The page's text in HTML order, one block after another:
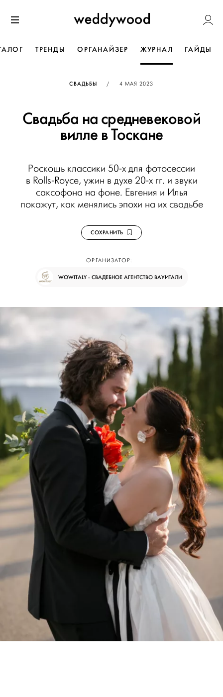
к содержанию
Weddywood
ТРЕНДЫ ОРГАНАЙЗЕР ЖУРНАЛ ГАЙДЫ
СВАДЬБЫ / ОПУБЛИКОВАНО
4 МАЯ 2023
Свадьба на средневековой
вилле в Тоскане
Роскошь классики 50-х для фотосессии
в Rolls-Royce, ужин в духе 20-х гг. и звуки
саксофона на фоне. Евгения и Илья
покажут, как менялись эпохи на их свадьбе
СОХРАНИТЬ
ОРГАНИЗАТОР:
WOWITALY - СВАДЕБНОЕ АГЕНТСТВО ВАУИТАЛИ